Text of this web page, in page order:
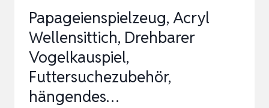
Papageienspielzeug, Acryl
Wellensittich, Drehbarer
Vogelkauspiel,
Futtersuchezubehör,
hängendes…